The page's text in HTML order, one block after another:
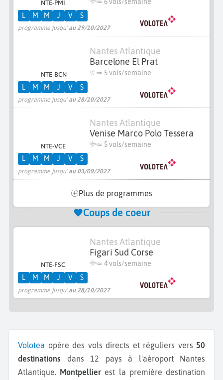
NTE-PMI
programme jusqu'au 29/10/2027
L M M J V S
NTE-BCN
Nantes Atlantique
Barcelone El Prat
≃ 5 vols/semaine
programme jusqu'au 28/10/2027
L M M J V S
NTE-VCE
Nantes Atlantique
Venise Marco Polo Tessera
≃ 5 vols/semaine
programme jusqu'au 03/09/2027
L M M J V S
Plus de programmes
Coups de coeur
NTE-FSC
Nantes Atlantique
Figari Sud Corse
≃ 4 vols/semaine
programme jusqu'au 28/10/2027
L M M J V S
Volotea opère des vols directs et réguliers vers 50
destinations dans 12 pays à l'aéroport Nantes
Atlantique. Montpellier est la première destination